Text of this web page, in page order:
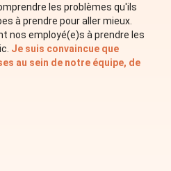
les problèmes qu'ils
à prendre pour aller mieux.
nos employé(e)s à prendre les
Je suis convaincue que
au sein de notre équipe, de